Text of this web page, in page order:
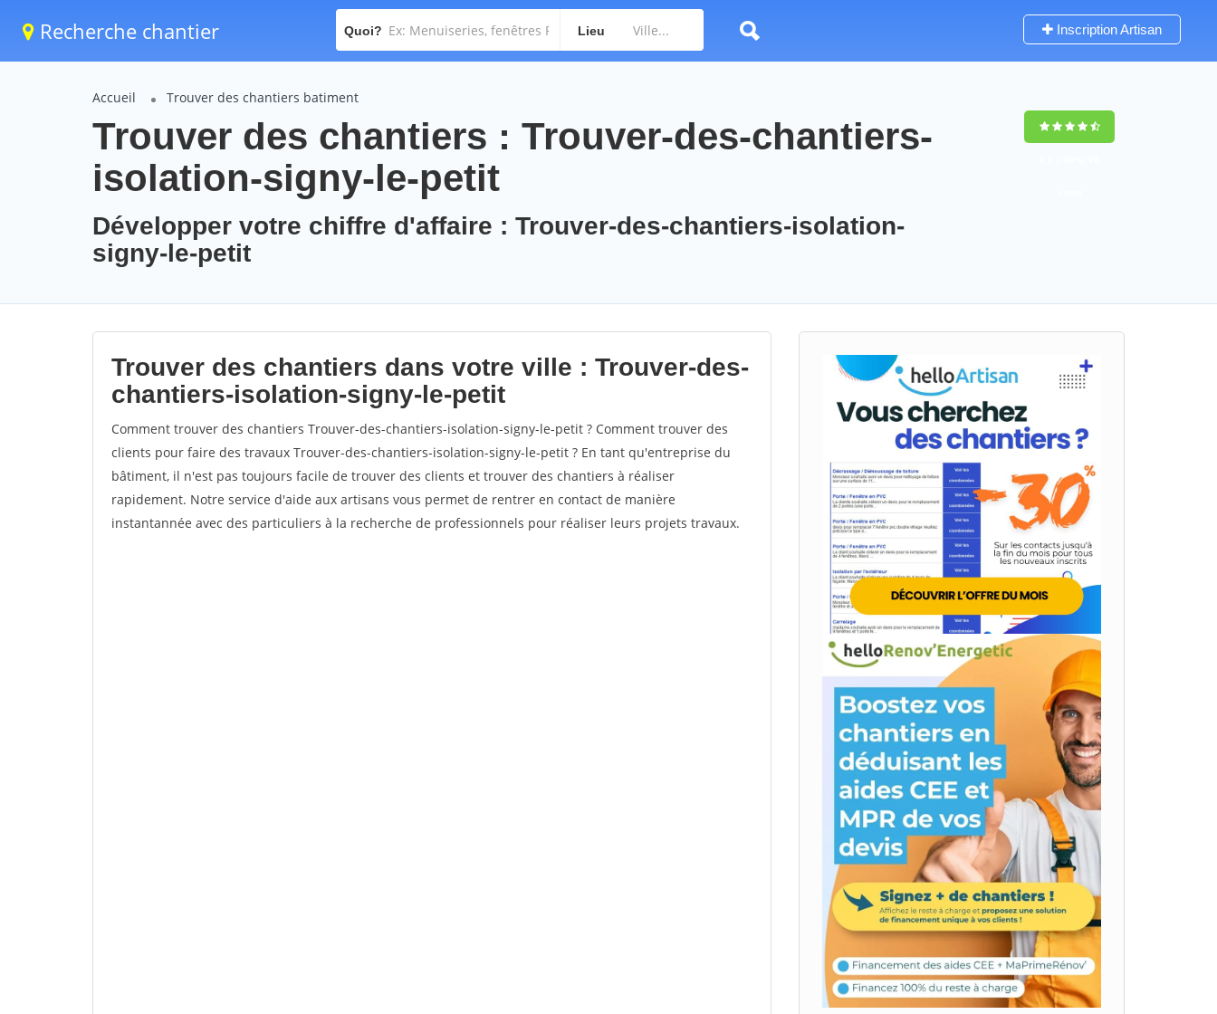
Recherche chantier Quoi? Lieu Inscription Artisan
Accueil Trouver des chantiers batiment
Trouver des chantiers : Trouver-des-chantiers-
isolation-signy-le-petit
Développer votre chiffre d'affaire : Trouver-des-chantiers-isolation-
signy-le-petit
Trouver des chantiers dans votre ville : Trouver-des-
chantiers-isolation-signy-le-petit
Comment trouver des chantiers Trouver-des-chantiers-isolation-signy-le-petit ? Comment trouver des
clients pour faire des travaux Trouver-des-chantiers-isolation-signy-le-petit ? En tant qu'entreprise du
bâtiment, il n'est pas toujours facile de trouver des clients et trouver des chantiers à réaliser
rapidement. Notre service d'aide aux artisans vous permet de rentrer en contact de manière
instantannée avec des particuliers à la recherche de professionnels pour réaliser leurs projets travaux.